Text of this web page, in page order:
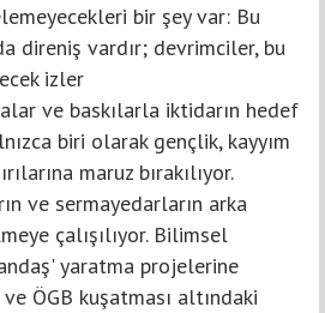
bir şey var: Bu
direniş vardır; devrimciler, bu
izler
ve baskılarla iktidarın hedef
biri olarak gençlik, kayyım
maruz bırakılıyor.
ve sermayedarların arka
çalışılıyor. Bilimsel
yaratma projelerine
ÖGB kuşatması altındaki